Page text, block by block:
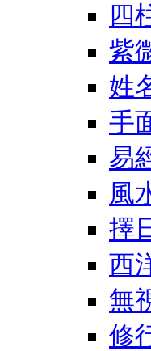
四
紫
姓
手
易
風
擇
西
無
修